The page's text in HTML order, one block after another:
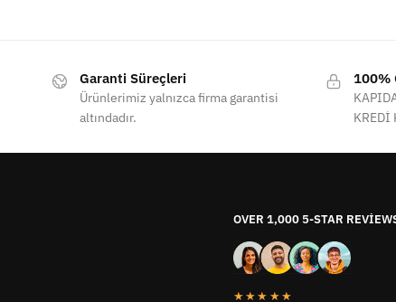
Garanti Süreçleri
Ürünlerimiz yalnızca firma garantisi
altındadır.
100%
KREDİ
OVER 1,000 5-STAR
★★★★★